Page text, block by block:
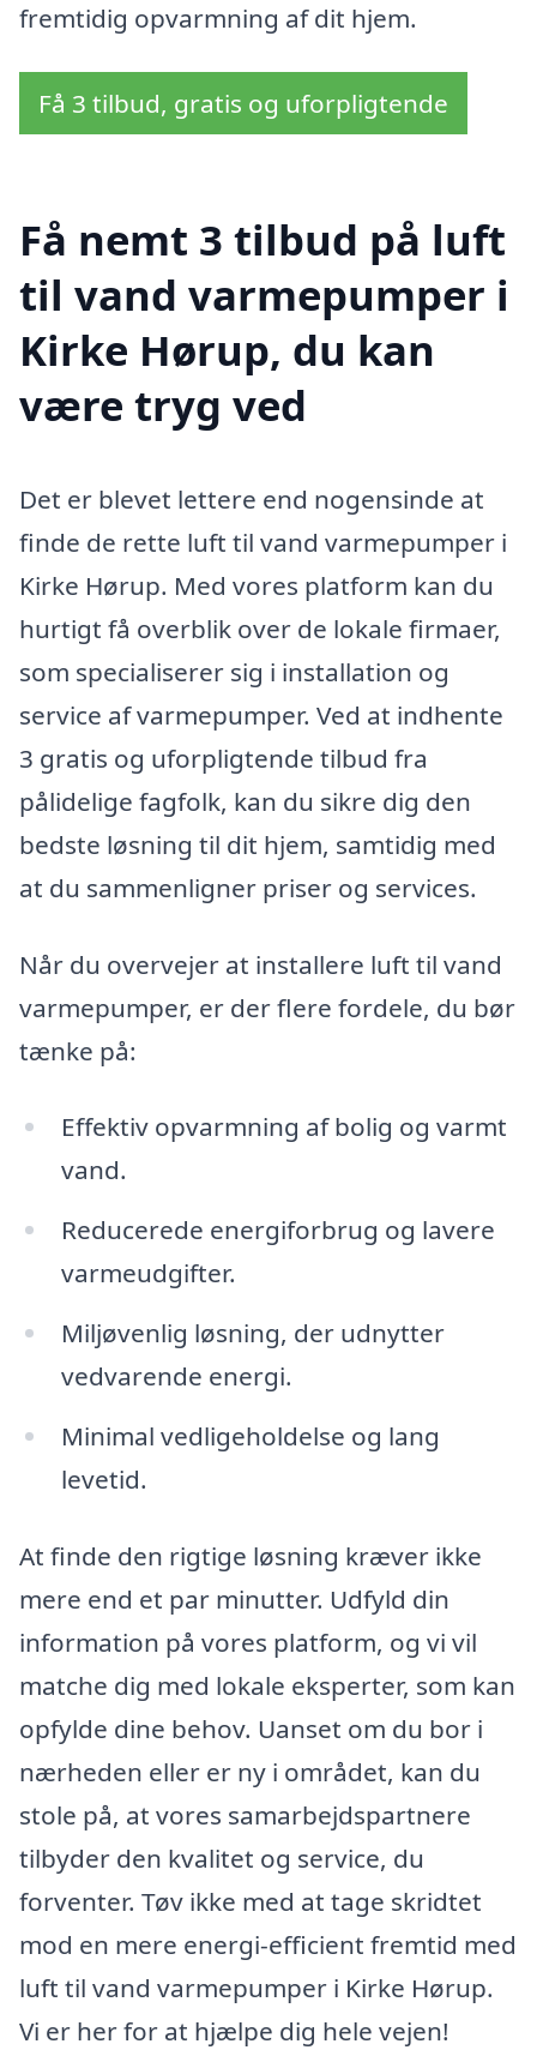
fremtidig opvarmning af dit hjem.
Få 3 tilbud, gratis og uforpligtende
Få nemt 3 tilbud på luft
til vand varmepumper i
Kirke Hørup, du kan
være tryg ved
Det er blevet lettere end nogensinde at
finde de rette luft til vand varmepumper i
Kirke Hørup. Med vores platform kan du
hurtigt få overblik over de lokale firmaer,
som specialiserer sig i installation og
service af varmepumper. Ved at indhente
3 gratis og uforpligtende tilbud fra
pålidelige fagfolk, kan du sikre dig den
bedste løsning til dit hjem, samtidig med
at du sammenligner priser og services.
Når du overvejer at installere luft til vand
varmepumper, er der flere fordele, du bør
tænke på:
Effektiv opvarmning af bolig og varmt
vand.
Reducerede energiforbrug og lavere
varmeudgifter.
Miljøvenlig løsning, der udnytter
vedvarende energi.
Minimal vedligeholdelse og lang
levetid.
At finde den rigtige løsning kræver ikke
mere end et par minutter. Udfyld din
information på vores platform, og vi vil
matche dig med lokale eksperter, som kan
opfylde dine behov. Uanset om du bor i
nærheden eller er ny i området, kan du
stole på, at vores samarbejdspartnere
tilbyder den kvalitet og service, du
forventer. Tøv ikke med at tage skridtet
mod en mere energi-efficient fremtid med
luft til vand varmepumper i Kirke Hørup.
Vi er her for at hjælpe dig hele vejen!